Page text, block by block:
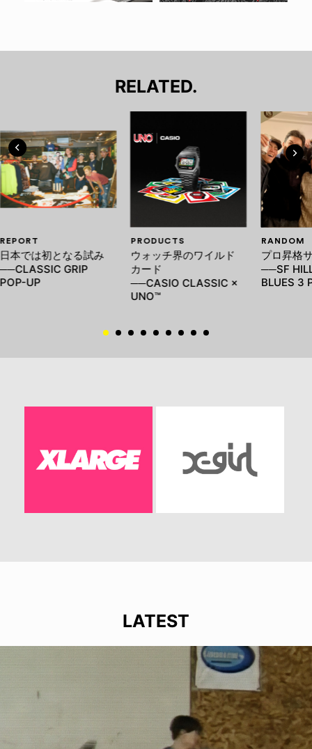
RELATED.
REPORT
日本では初となる試み
──CLASSIC GRIP
POP-UP
PRODUCTS
ウォッチ界のワイルド
カード
──CASIO CLASSIC ×
UNO™
RANDOM
プロ昇格
──SF
BLUES 3
LATEST